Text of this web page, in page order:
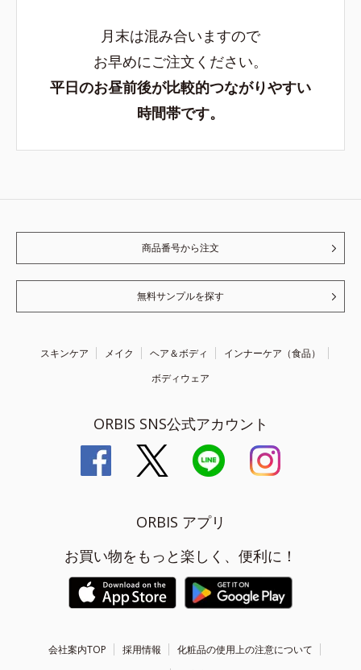
月末は混み合いますので
お早めにご注文ください。
平日のお昼前後が比較的つながりやすい
時間帯です。
商品番号から注文
無料サンプルを探す
スキンケア メイク ヘア＆ボディ
インナーケア（食品）
ボディウェア
ORBIS SNS公式アカウント
ORBIS アプリ
お買い物をもっと楽しく、便利に！
会社案内TOP 採用情報
化粧品の使用上の注意について